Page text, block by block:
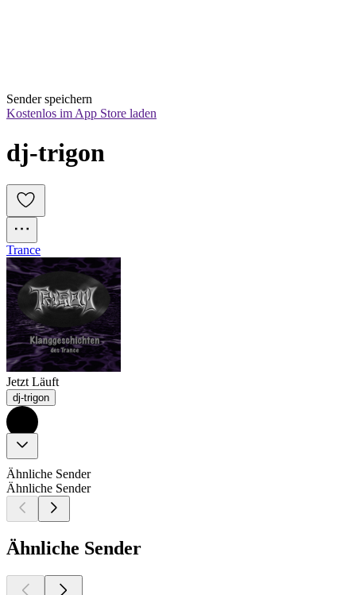
Sender speichern
Kostenlos im App Store laden
dj-trigon
Trance
Jetzt Läuft
dj-trigon
Ähnliche Sender
Ähnliche Sender
Ähnliche Sender